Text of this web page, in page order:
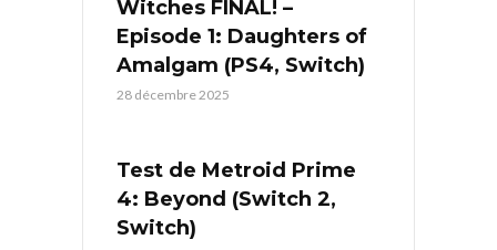
Witches FINAL! –
Episode 1: Daughters of
Amalgam (PS4, Switch)
28 décembre 2025
Test de Metroid Prime
4: Beyond (Switch 2,
Switch)